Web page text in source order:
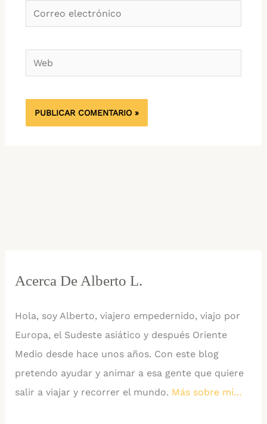
Correo
electrónico
Web
Acerca De Alberto L.
Hola, soy Alberto, viajero empedernido, viajo por
Europa, el Sudeste asiático y después Oriente
Medio desde hace unos años. Con este blog
pretendo ayudar y animar a esa gente que quiere
salir a viajar y recorrer el mundo. Más sobre mí…